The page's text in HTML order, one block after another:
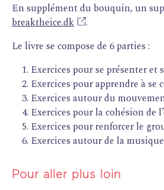
En supplément du bouquin, un
breaktheice.dk
.
Le livre se compose de 6 parties :
Exercices pour se présenter et
Exercices pour apprendre à
Exercices autour du
Exercices pour la cohésion de
Exercices pour renforcer le
Exercices autour de la
Pour aller plus loin
FORMATIONS
ATELIERS
RENCONTRES
ACCOMPAGNEMENT
ACTIONS ARTISTIQUES
QUI SOMMES-NOUS ?